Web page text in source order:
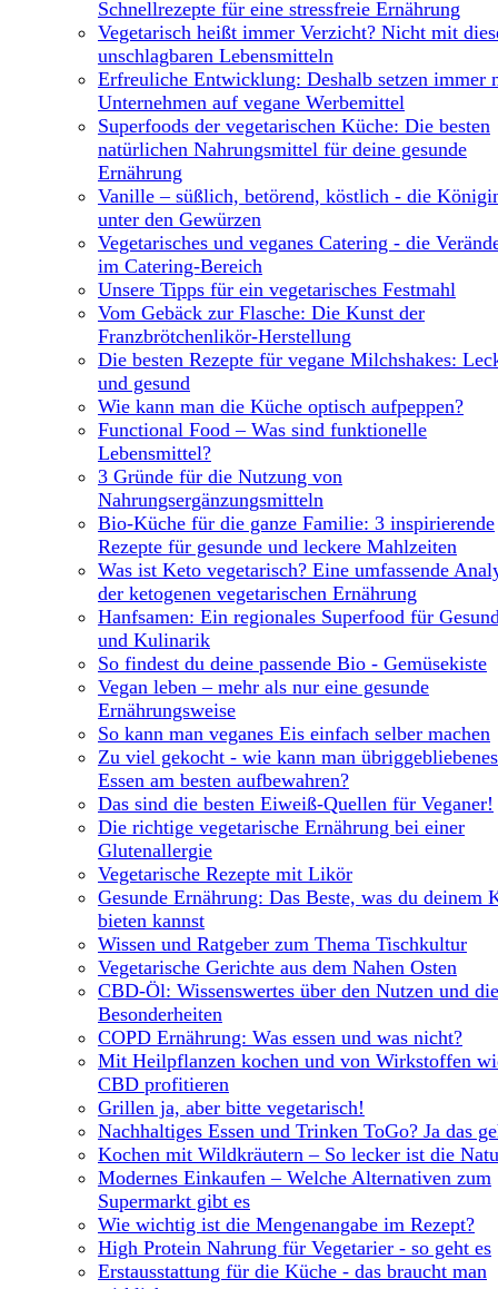
Schnellrezepte für eine stressfreie Ernährung
Vegetarisch heißt immer Verzicht? Nicht mit
unschlagbaren Lebensmitteln
Erfreuliche Entwicklung: Deshalb setzen immer
Unternehmen auf vegane Werbemittel
Superfoods der vegetarischen Küche: Die besten
natürlichen Nahrungsmittel für deine gesunde
Ernährung
Vanille – süßlich, betörend, köstlich - die
unter den Gewürzen
Vegetarisches und veganes Catering - die
im Catering-Bereich
Unsere Tipps für ein vegetarisches Festmahl
Vom Gebäck zur Flasche: Die Kunst der
Franzbrötchenlikör-Herstellung
Die besten Rezepte für vegane Milchshakes:
und gesund
Wie kann man die Küche optisch aufpeppen?
Functional Food – Was sind funktionelle
Lebensmittel?
3 Gründe für die Nutzung von
Nahrungsergänzungsmitteln
Bio-Küche für die ganze Familie: 3 inspirierende
Rezepte für gesunde und leckere Mahlzeiten
Was ist Keto vegetarisch? Eine umfassende
der ketogenen vegetarischen Ernährung
Hanfsamen: Ein regionales Superfood für
und Kulinarik
So findest du deine passende Bio - Gemüsekiste
Vegan leben – mehr als nur eine gesunde
Ernährungsweise
So kann man veganes Eis einfach selber machen
Zu viel gekocht - wie kann man übriggebliebenes
Essen am besten aufbewahren?
Das sind die besten Eiweiß-Quellen für Veganer!
Die richtige vegetarische Ernährung bei einer
Glutenallergie
Vegetarische Rezepte mit Likör
Gesunde Ernährung: Das Beste, was du deinem
bieten kannst
Wissen und Ratgeber zum Thema Tischkultur
Vegetarische Gerichte aus dem Nahen Osten
CBD-Öl: Wissenswertes über den Nutzen und die
Besonderheiten
COPD Ernährung: Was essen und was nicht?
Mit Heilpflanzen kochen und von Wirkstoffen
CBD profitieren
Grillen ja, aber bitte vegetarisch!
Nachhaltiges Essen und Trinken ToGo? Ja das
Kochen mit Wildkräutern – So lecker ist die
Modernes Einkaufen – Welche Alternativen zum
Supermarkt gibt es
Wie wichtig ist die Mengenangabe im Rezept?
High Protein Nahrung für Vegetarier - so geht es
Erstausstattung für die Küche - das braucht man